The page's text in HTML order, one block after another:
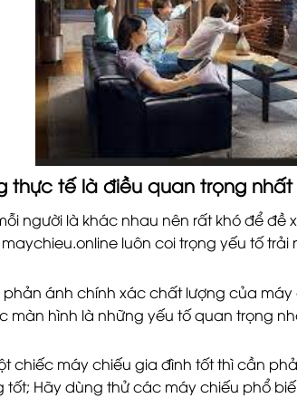
thực tế là điều quan trọng nhất
người là khác nhau nên rất khó để
luôn coi trọng yếu tố
phản ánh chính xác chất lượng của
màn hình là những yếu tố quan trọng
chiếc máy chiếu gia đình tốt thì cần
Hãy dùng thử các máy chiếu phổ